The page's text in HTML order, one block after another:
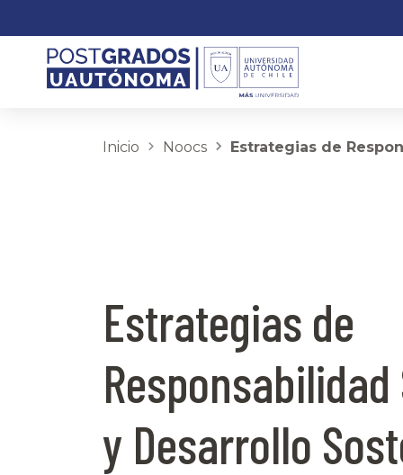
Inicio Noocs Estrategias de
Estrategias de
y Desarrollo